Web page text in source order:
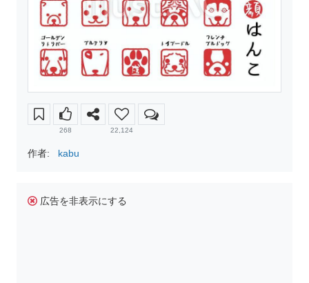
268 22,124
作者: kabu
広告を非表示にする